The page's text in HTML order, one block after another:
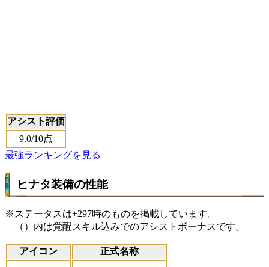
アシスト評価
9.0/10点
最強ランキングを見る
ヒナタ装備の性能
※ステータスは+297時のものを掲載しています。
（）内は覚醒スキル込みでのアシストボーナスです。
アイコン 正式名称